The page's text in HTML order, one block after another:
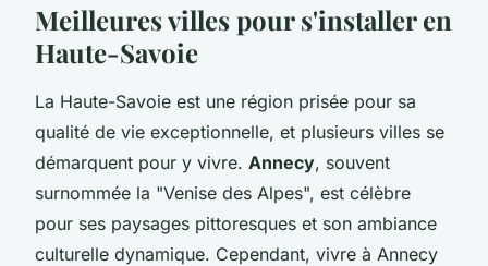
Meilleures villes pour s'installer en
Haute-Savoie
La Haute-Savoie est une région prisée pour sa
qualité de vie exceptionnelle, et plusieurs villes se
démarquent pour y vivre. Annecy, souvent
surnommée la "Venise des Alpes", est célèbre
pour ses paysages pittoresques et son ambiance
culturelle dynamique. Cependant, vivre à Annecy